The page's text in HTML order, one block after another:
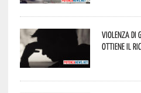
Violenza di
ottiene il